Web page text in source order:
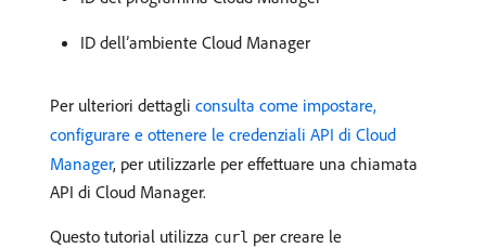
ID dell’ambiente Cloud Manager
Per ulteriori dettagli consulta come impostare,
configurare e ottenere le credenziali API di Cloud
Manager, per utilizzarle per effettuare una chiamata
API di Cloud Manager.
Questo tutorial utilizza curl per creare le